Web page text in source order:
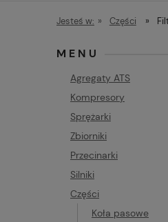
Jesteś w: » Części »
MENU
Agregaty ATS
Kompresory
Sprężarki
Zbiorniki
Przecinarki
Silniki
Części
Koła pasowe